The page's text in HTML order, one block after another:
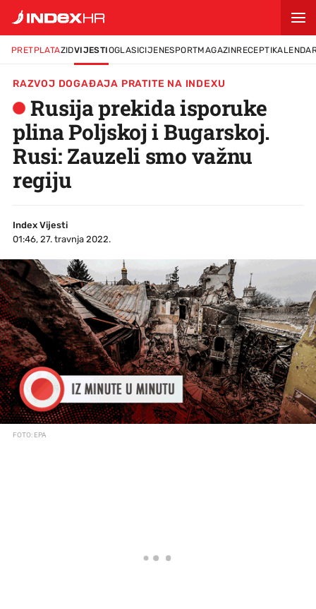
PRETPLATAZIDVIJESTIOGLASICIJENESPORTMAGAZINRECEPTI
IZ MINUTE U MINUTU
RAZVOJ DOGAĐAJA PRATITE NA INDEXU
Rusija prekida isporuke
plina Poljskoj i Bugarskoj.
Rusi: Zauzeli smo važnu
regiju
Index Vijesti
01:46, 27. travnja 2022.
FOTO: EPA